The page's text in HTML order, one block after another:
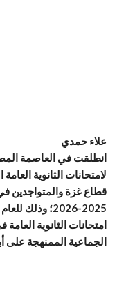
علاء حمدي
انطلقت في العاصمة
لامتحانات الثانوية
قطاع غزة والمتواجدين
2025-2026؛
امتحانات الثانوية
الجماعية الممنهجة على